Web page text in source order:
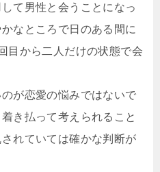
て男性と会うことになっ
なところで日のある間に
目から二人だけの状態で会
が恋愛の悩みではないで
き払って考えられること
れていては確かな判断が